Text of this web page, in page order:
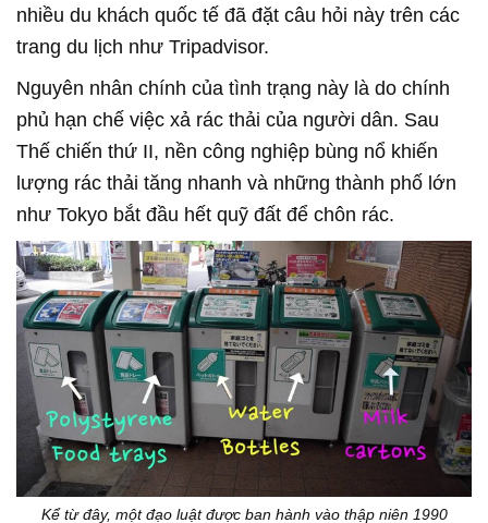
nhiều du khách quốc tế đã đặt câu hỏi này trên các
trang du lịch như Tripadvisor.
Nguyên nhân chính của tình trạng này là do chính
phủ hạn chế việc xả rác thải của người dân. Sau
Thế chiến thứ II, nền công nghiệp bùng nổ khiến
lượng rác thải tăng nhanh và những thành phố lớn
như Tokyo bắt đầu hết quỹ đất để chôn rác.
Kể từ đây, một đạo luật được ban hành vào thập niên 1990